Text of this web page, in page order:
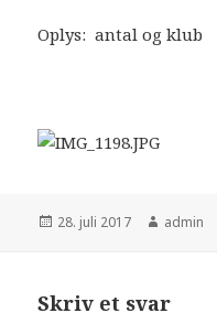
Oplys: antal og klub
Udgivet
28. juli 2017 Forfatter
admin
Skriv et svar